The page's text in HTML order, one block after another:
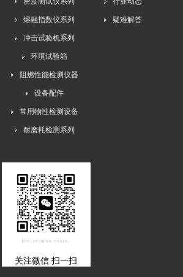
熔融指数仪系列
冲击试验机系列
环境试验箱
阻燃性能检测仪器
设备配件
常用物性检测设备
耐磨耗检测系列
疑难解答
关注微信 扫一扫